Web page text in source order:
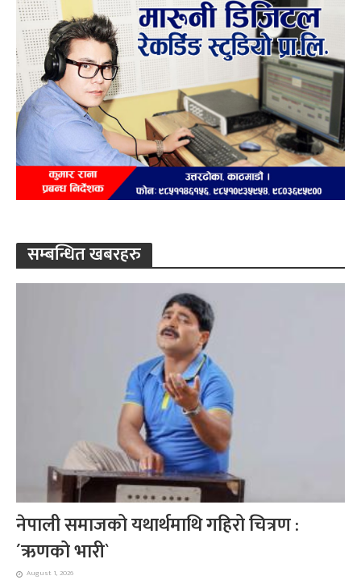
सम्बन्धित खबरहरु
नेपाली समाजको यथार्थमाथि गहिरो चित्रण :
´ऋणको भारी`
August 1, 2026